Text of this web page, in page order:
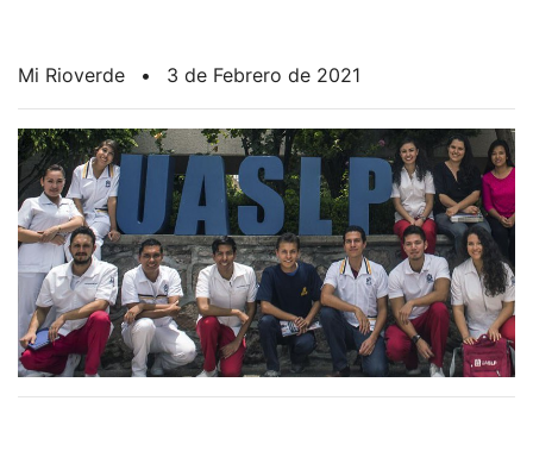
Mi Rioverde • 3 de Febrero de 2021